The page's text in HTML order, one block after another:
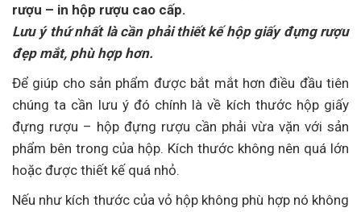
rượu – in hộp rượu cao cấp.
Lưu ý thứ nhất là cần phải thiết kế hộp giấy đựng rượu
đẹp mắt, phù hợp hơn.
Để giúp cho sản phẩm được bắt mắt hơn điều đầu tiên
chúng ta cần lưu ý đó chính là về kích thước hộp giấy
đựng rượu – hộp đựng rượu cần phải vừa vặn với sản
phẩm bên trong của hộp. Kích thước không nên quá lớn
hoặc được thiết kế quá nhỏ.
Nếu như kích thước của vỏ hộp không phù hợp nó không